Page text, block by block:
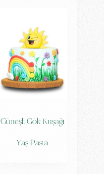
Güneşli Gök Kuşağı
Yaş Pasta